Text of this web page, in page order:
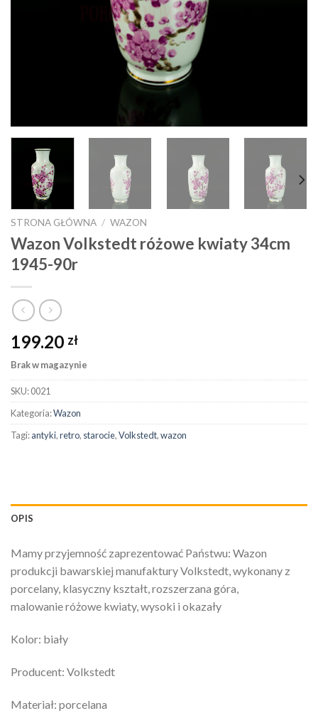
STRONA GŁÓWNA / WAZON
Wazon Volkstedt różowe kwiaty 34cm
1945-90r
199.20 zł
Brak w magazynie
SKU:0021
Kategoria:Wazon
Tagi:antyki,retro, starocie,Volkstedt,wazon
OPIS
Mamy przyjemność zaprezentować Państwu: Wazon
produkcji bawarskiej manufaktury Volkstedt, wykonany z
porcelany, klasyczny kształt, rozszerzana góra,
malowanie różowe kwiaty, wysoki i okazały
Kolor: biały
Producent: Volkstedt
Materiał: porcelana